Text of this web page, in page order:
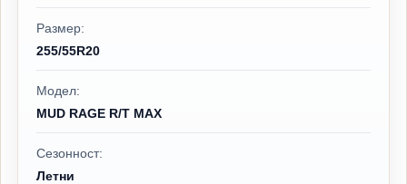
Размер:
255/55R20
Модел:
MUD RAGE R/T MAX
Сезонност:
Летни